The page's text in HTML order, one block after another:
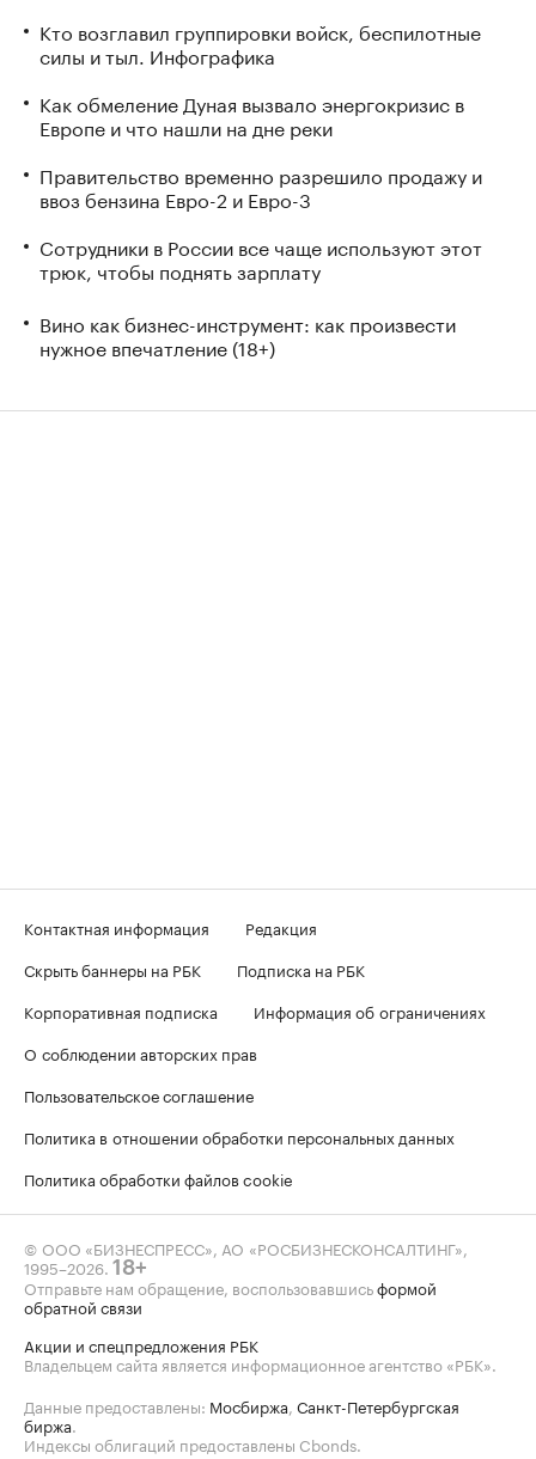
Кто возглавил группировки войск, беспилотные
силы и тыл. Инфографика
Как обмеление Дуная вызвало энергокризис в
Европе и что нашли на дне реки
Правительство временно разрешило продажу и
ввоз бензина Евро-2 и Евро-3
Сотрудники в России все чаще используют этот
трюк, чтобы поднять зарплату
Вино как бизнес-инструмент: как произвести
нужное впечатление (18+)
Контактная информация
Редакция
Скрыть баннеры на РБК
Подписка на РБК
Корпоративная подписка
Информация об ограничениях
О соблюдении авторских прав
Пользовательское соглашение
Политика в отношении обработки персональных данных
Политика обработки файлов cookie
© ООО «БИЗНЕСПРЕСС», АО «РОСБИЗНЕСКОНСАЛТИНГ»,
1995–2026. 18+
Отправьте нам обращение, воспользовавшисьформой
обратной связи
Акции и спецпредложения РБК
Владельцем сайта является информационное агентство «РБК».
Данные предоставлены: Мосбиржа, Санкт-Петербургская
биржа.
Индексы облигаций предоставлены Cbonds.